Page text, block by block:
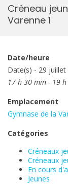
Créneau
Varenne 1
Date/heure
Date(s) - 29 juillet
17 h 30 min - 19
Emplacement
Gymnase de la
Catégories
Créneaux
Créneaux
En cours
Jeunes